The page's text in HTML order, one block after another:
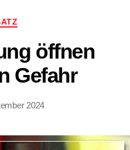
öffnen
Gefahr
2024